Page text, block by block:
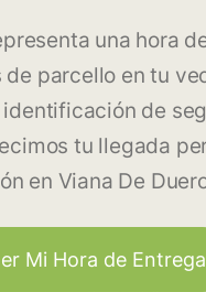
una hora
de parcello en tu
de
tu llegada
en Viana De
Mi Hora de Entrega